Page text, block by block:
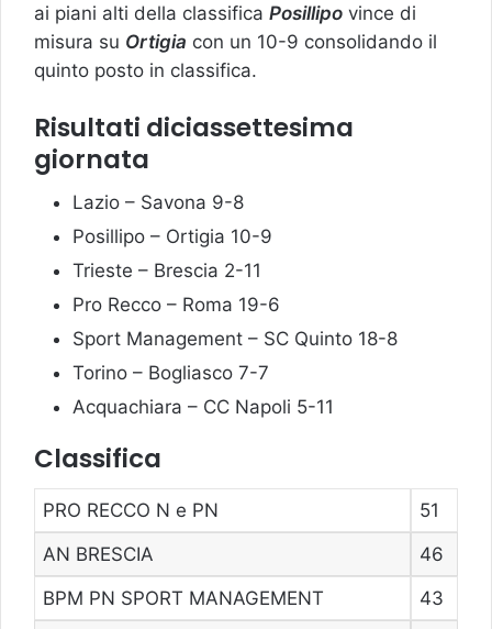
ai piani alti della classifica Posillipo vince di
misura su Ortigia con un 10-9 consolidando il
quinto posto in classifica.
Risultati diciassettesima
giornata
Lazio – Savona 9-8
Posillipo – Ortigia 10-9
Trieste – Brescia 2-11
Pro Recco – Roma 19-6
Sport Management – SC Quinto 18-8
Torino – Bogliasco 7-7
Acquachiara – CC Napoli 5-11
Classifica
PRO RECCO N e PN
51
AN BRESCIA
46
BPM PN SPORT MANAGEMENT
43